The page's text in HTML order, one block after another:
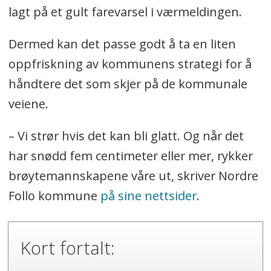
lagt på et gult farevarsel i værmeldingen.
Dermed kan det passe godt å ta en liten
oppfriskning av kommunens strategi for å
håndtere det som skjer på de kommunale
veiene.
– Vi strør hvis det kan bli glatt. Og når det
har snødd fem centimeter eller mer, rykker
brøytemannskapene våre ut, skriver Nordre
Follo kommune på sine nettsider.
Kort fortalt: